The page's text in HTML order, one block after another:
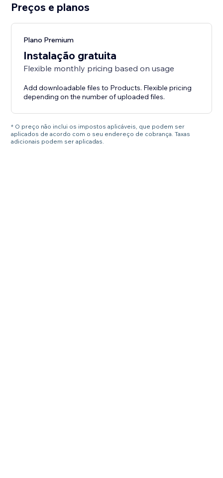
Preços e planos
Plano Premium
Instalação gratuita
Flexible monthly pricing based on usage
Add downloadable files to Products. Flexible pricing
depending on the number of uploaded files.
* O preço não inclui os impostos aplicáveis, que podem ser
aplicados de acordo com o seu endereço de cobrança. Taxas
adicionais podem ser aplicadas.